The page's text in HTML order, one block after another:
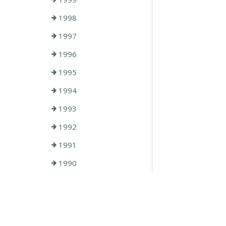
1998
1997
1996
1995
1994
1993
1992
1991
1990